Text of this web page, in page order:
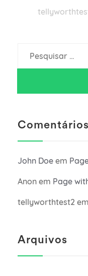
por:
Comentários
John Doe em
Anon em Page
tellyworthtest2 em
Arquivos